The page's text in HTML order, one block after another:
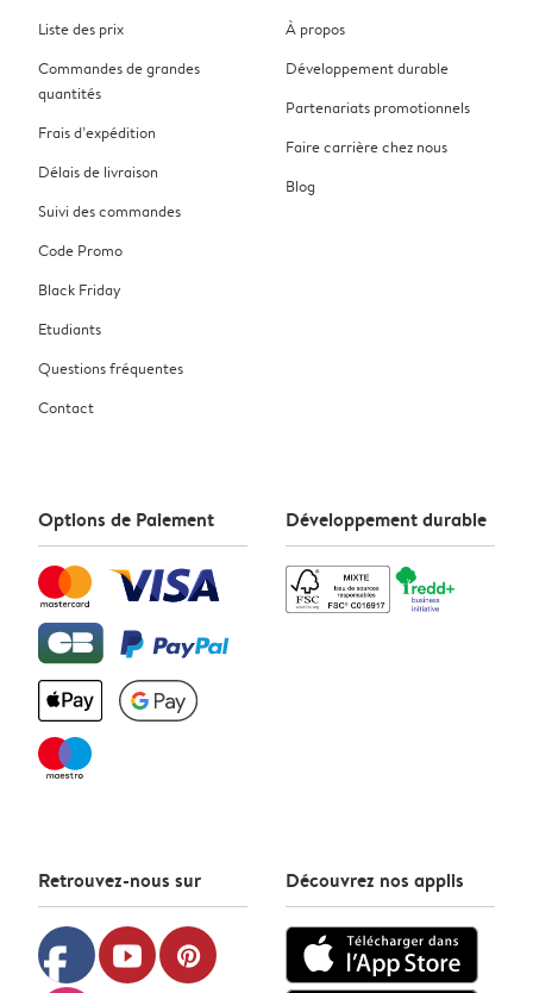
Liste des prix
Commandes de grandes
quantités
Frais d’expédition
Délais de livraison
Suivi des commandes
Code Promo
Black Friday
Etudiants
Questions fréquentes
Contact
À propos
Développement durable
Partenariats promotionnels
Faire carrière chez nous
Blog
Options de Paiement Développement durable
Retrouvez-nous sur
facebook youtube pinterest
Découvrez nos applis